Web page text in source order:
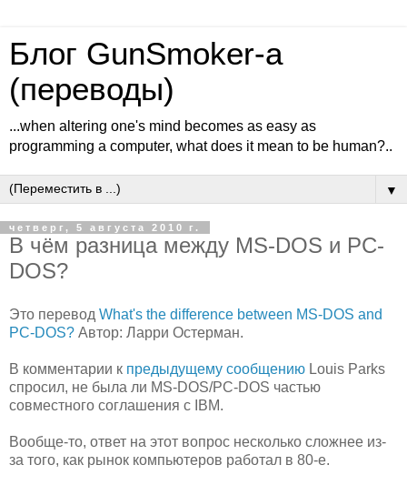
Блог GunSmoker-а
(переводы)
...when altering one's mind becomes as easy as
programming a computer, what does it mean to be human?..
▼
четверг, 5 августа 2010 г.
В чём разница между MS-DOS и PC-
DOS?
Это перевод What's the difference between MS-DOS and
PC-DOS? Автор: Ларри Остерман.
В комментарии к предыдущему сообщению Louis Parks
спросил, не была ли MS-DOS/PC-DOS частью
совместного соглашения с IBM.
Вообще-то, ответ на этот вопрос несколько сложнее из-
за того, как рынок компьютеров работал в 80-е.